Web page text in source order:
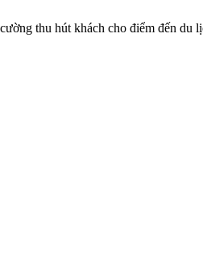
thu hút khách cho điểm đến